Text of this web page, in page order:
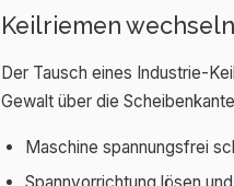
Keilriemen
Der Tausch eines Industrie-
Gewalt über die
Maschine spannungsfrei